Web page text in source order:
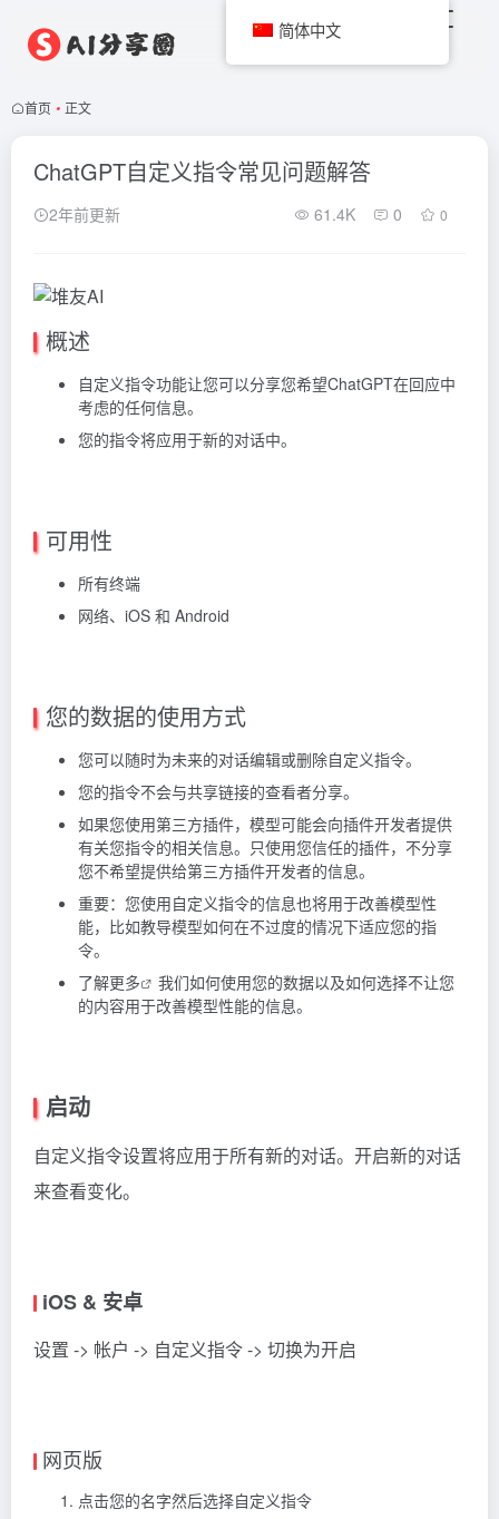
首页 • 正文
ChatGPT自定义指令常见问题解答
2年前更新 61.4K 0 0
概述
自定义指令功能让您可以分享您希望ChatGPT在回应中
考虑的任何信息。
您的指令将应用于新的对话中。
可用性
所有终端
网络、iOS 和 Android
您的数据的使用方式
您可以随时为未来的对话编辑或删除自定义指令。
您的指令不会与共享链接的查看者分享。
如果您使用第三方插件，模型可能会向插件开发者提供
有关您指令的相关信息。只使用您信任的插件，不分享
您不希望提供给第三方插件开发者的信息。
重要：您使用自定义指令的信息也将用于改善模型性
能，比如教导模型如何在不过度的情况下适应您的指
令。
了解更多
我们如何使用您的数据以及如何选择不让您
的内容用于改善模型性能的信息。
启动
自定义指令设置将应用于所有新的对话。开启新的对话
来查看变化。
iOS & 安卓
设置 -> 帐户 -> 自定义指令 -> 切换为开启
网页版
点击您的名字然后选择自定义指令
简体中文